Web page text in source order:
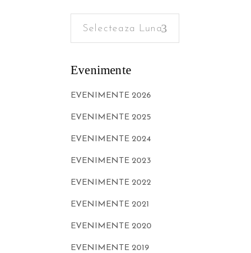
Selecteaza Luna...
Evenimente
EVENIMENTE 2026
EVENIMENTE 2025
EVENIMENTE 2024
EVENIMENTE 2023
EVENIMENTE 2022
EVENIMENTE 2021
EVENIMENTE 2020
EVENIMENTE 2019